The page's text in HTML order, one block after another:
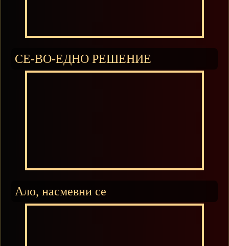
СЕ-ВО-ЕДНО РЕШЕНИЕ
Ало, насмевни се